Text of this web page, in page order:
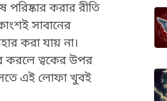
করার রীতি
সাবানের
করা যায় না।
করলে ত্বকের উপর
এই লোফা খুবই